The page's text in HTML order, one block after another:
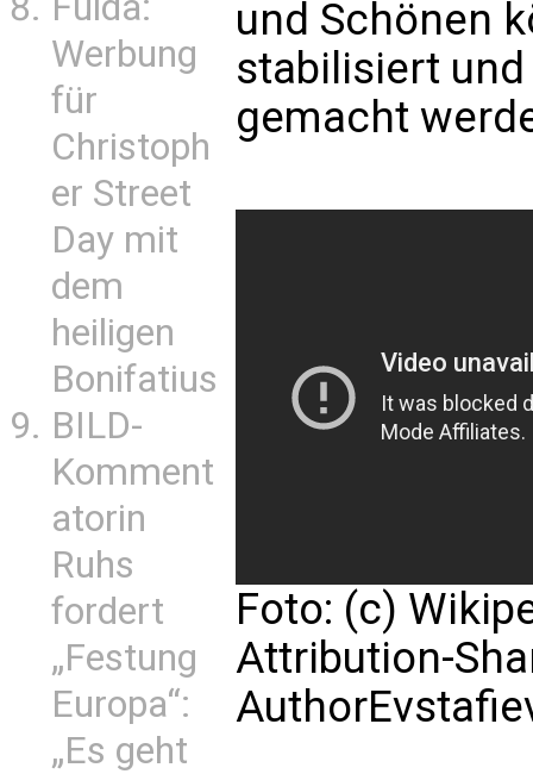
Werbung
für
Christoph
er Street
Day mit
dem
heiligen
Bonifatius
BILD-
Komment
atorin
Ruhs
fordert
„Festung
Europa“:
„Es geht
und Schönen
stabilisiert
gemacht
Foto: (c)
Attribution-